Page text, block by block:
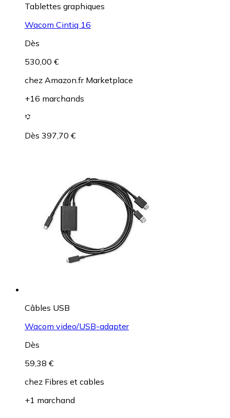
Tablettes graphiques
Wacom Cintiq 16
Dès
530,00 €
chez Amazon.fr Marketplace
+16 marchands
Dès 397,70 €
Câbles USB
Wacom video/USB-adapter
Dès
59,38 €
chez Fibres et cables
+1 marchand